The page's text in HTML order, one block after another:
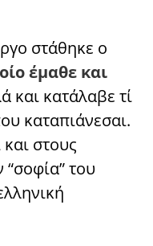
στάθηκε ο
έμαθε και
και κατάλαβε τί
καταπιάνεσαι.
στους
του